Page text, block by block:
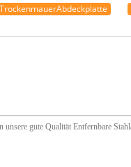
TrockenmauerAbdeckplatte